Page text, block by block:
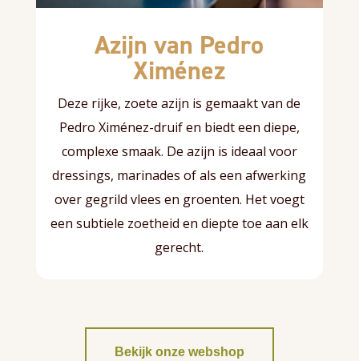
Azijn van Pedro
Ximénez
Deze rijke, zoete azijn is gemaakt van de
Pedro Ximénez-druif en biedt een diepe,
complexe smaak. De azijn is ideaal voor
dressings, marinades of als een afwerking
over gegrild vlees en groenten. Het voegt
een subtiele zoetheid en diepte toe aan elk
gerecht.
Bekijk onze webshop